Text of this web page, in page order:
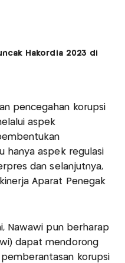
Hakordia 2023 di
pencegahan korupsi
aspek
hanya aspek regulasi
dan selanjutnya,
Aparat Penegak
Nawawi pun berharap
dapat mendorong
korupsi